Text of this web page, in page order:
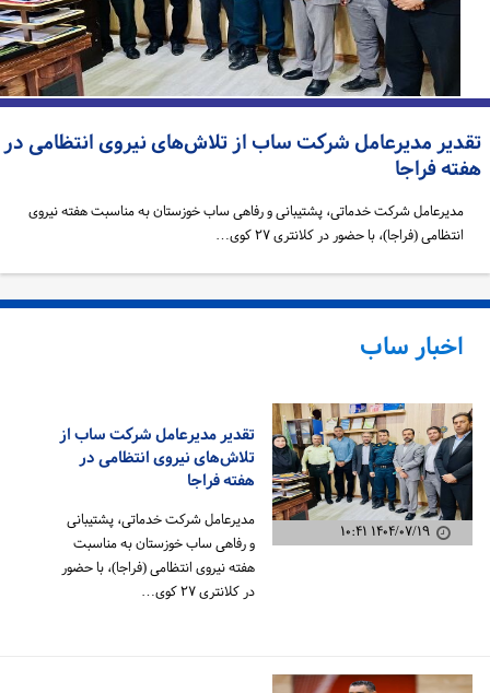
مدیرعامل شرکت ساب از تلاش‌های نیروی انتظامی در
فراجا
مدیرعامل شرکت خدماتی، پشتیبانی و رفاهی ساب خوزستان به مناسبت هفته نیروی
انتظامی (فراجا)، با حضور در کلانتری ۲۷ کوی…
اخبار ساب
۱۴۰۴/۰۷/۱۹ ۱۰:۴۱
تقدیر مدیرعامل شرکت ساب از
تلاش‌های نیروی انتظامی در
هفته فراجا
مدیرعامل شرکت خدماتی، پشتیبانی
و رفاهی ساب خوزستان به مناسبت
هفته نیروی انتظامی (فراجا)، با حضور
در کلانتری ۲۷ کوی…